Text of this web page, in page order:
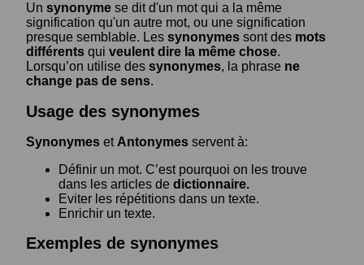
Un synonyme se dit d'un mot qui a la même
signification qu'un autre mot, ou une signification
presque semblable. Les synonymes sont des mots
différents qui veulent dire la même chose.
Lorsqu’on utilise des synonymes, la phrase ne
change pas de sens.
Usage des synonymes
Synonymes et Antonymes servent à:
Définir un mot. C’est pourquoi on les trouve
dans les articles de dictionnaire.
Eviter les répétitions dans un texte.
Enrichir un texte.
Exemples de synonymes